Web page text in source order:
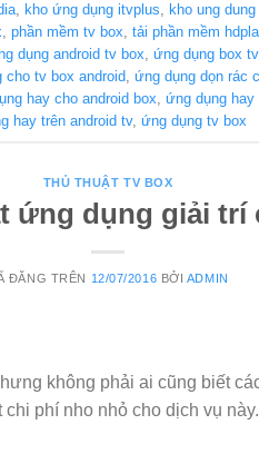
, kho ứng dụng itvplus, kho ung
, phần mềm tv box, tải phần mềm
dụng android tv box, ứng dụng box tv
cho tv box android, ứng dụng dọn rác
hay cho android box, ứng dụng hay
hay trên android tv, ứng dụng tv box
THỦ THUẬT TV BOX
ứng dụng giải trí
ĐĂNG TRÊN 12/07/2016 BỞI ADMIN
không phải ai cũng biết
phí nho nhỏ cho dịch vụ